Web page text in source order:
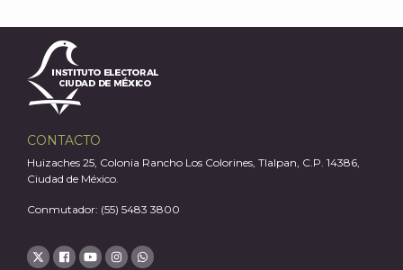
CONTACTO
Huizaches 25, Colonia Rancho Los Colorines, Tlalpan, C.P. 14386,
Ciudad de México.
Conmutador: (55) 5483 3800